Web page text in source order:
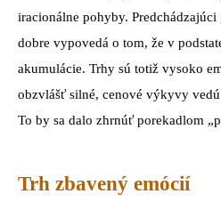
iracionálne pohyby.
dobre vypovedá o tom, že v
akumulácie. Trhy sú totiž vysoko
obzvlášť silné, cenové výkyvy
To by sa dalo zhrnúť porekadlom
Trh zbavený emócií